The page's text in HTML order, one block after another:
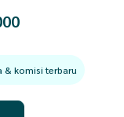
& komisi terbaru